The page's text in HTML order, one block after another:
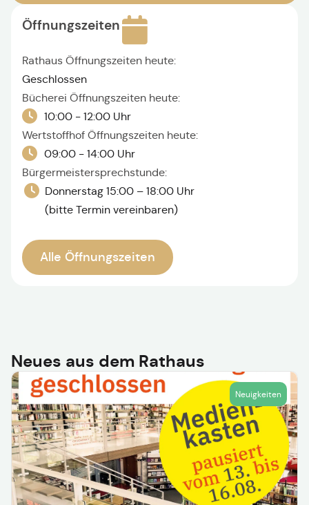
Öffnungszeiten
Rathaus Öffnungszeiten heute:
Geschlossen
Bücherei Öffnungszeiten heute:
10:00 - 12:00 Uhr
Wertstoffhof Öffnungszeiten heute:
09:00 - 14:00 Uhr
Bürgermeistersprechstunde:
Donnerstag 15:00 – 18:00 Uhr
(bitte Termin vereinbaren)
Alle Öffnungszeiten
Neues aus dem Rathaus
Neuigkeiten